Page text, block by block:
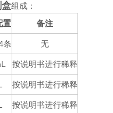
盒组成：
置 备注
条 无
按说明书进行稀释
按说明书进行稀释
按说明书进行稀释